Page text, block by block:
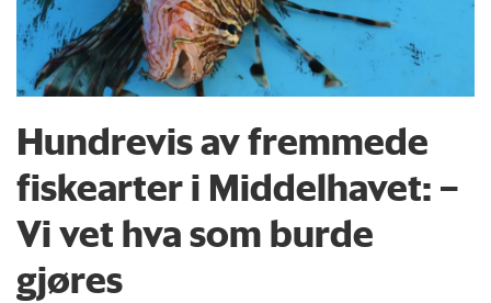
Hundrevis av fremmede
fiskearter i Middelhavet: –
Vi vet hva som burde
gjøres